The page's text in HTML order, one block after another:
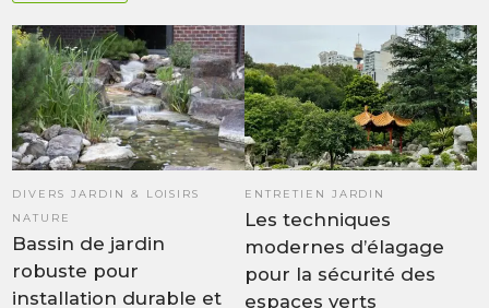
DIVERS JARDIN & LOISIRS
NATURE
Bassin de jardin
robuste pour
installation durable et
ENTRETIEN JARDIN
Les techniques
modernes d’élagage
pour la sécurité des
espaces verts